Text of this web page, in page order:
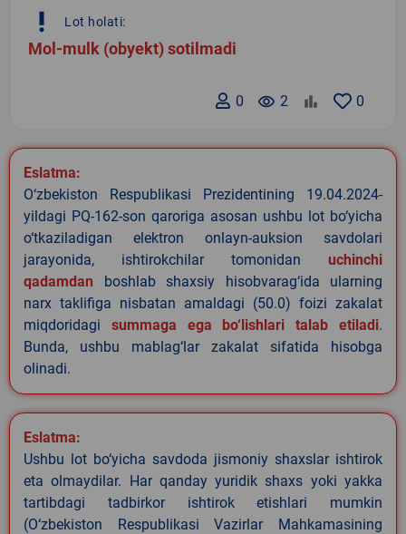
priority_high Lot holati:
Mol-mulk (obyekt) sotilmadi
0
remove_red_eye 2
0
Eslatma:
O‘zbekiston Respublikasi Prezidentining 19.04.2024-
yildagi PQ-162-son qaroriga asosan ushbu lot bo‘yicha
o‘tkaziladigan elektron onlayn-auksion savdolari
jarayonida, ishtirokchilar tomonidan uchinchi
qadamdan boshlab shaxsiy hisobvarag‘ida ularning
narx taklifiga nisbatan amaldagi (50.0) foizi zakalat
miqdoridagi summaga ega bo‘lishlari talab etiladi.
Bunda, ushbu mablag‘lar zakalat sifatida hisobga
olinadi.
Eslatma:
Ushbu lot bo‘yicha savdoda jismoniy shaxslar ishtirok
eta olmaydilar. Har qanday yuridik shaxs yoki yakka
tartibdagi tadbirkor ishtirok etishlari mumkin
(O‘zbekiston Respublikasi Vazirlar Mahkamasining